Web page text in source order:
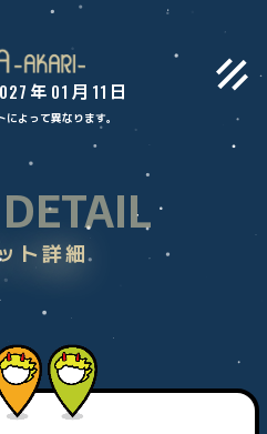
ト詳細
年 01 月 11 日
よって異なります。